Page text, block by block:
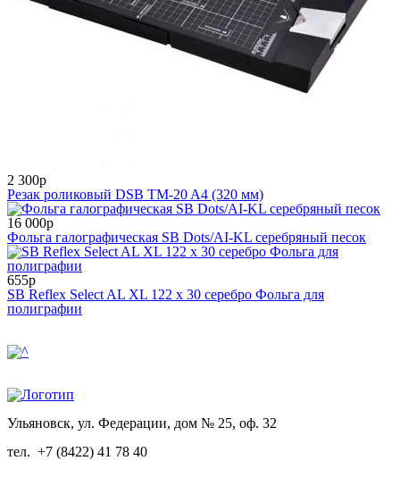
2 300р
Резак роликовый DSB TM-20 A4 (320 мм)
16 000р
Фольга галографическая SB Dots/AI-KL серебряный песок
655р
SB Reflex Select AL XL 122 х 30 серебро Фольга для
полиграфии
Ульяновск, ул. Федерации, дом № 25, оф. 32
тел. +7 (8422) 41 78 40